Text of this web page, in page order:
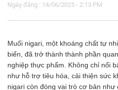
Ngày đăng : 14/06/2025 - 2:13 PM
Muối nigari, một khoáng chất tự
biển, đã trở thành thành phần
nghiệp thực phẩm. Không chỉ nổi
như hỗ trợ tiêu hóa, cải thiện sức
nigari còn đóng vai trò cơ bản